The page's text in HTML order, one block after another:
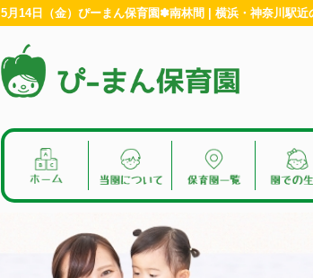
5月14日（金）ぴーまん保育園✽南林間 | 横浜・神奈川駅近